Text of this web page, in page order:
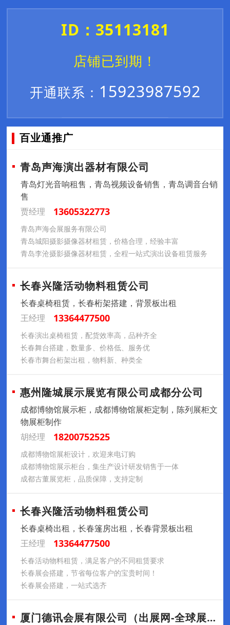
ID：35113181
店铺已到期！
开通联系： 15923987592
百业通推广
青岛声海演出器材有限公司
青岛灯光音响租售，青岛视频设备销售，青岛调音台销
售
贾经理
13605322773
青岛声海会展服务有限公司
青岛城阳摄影摄像器材租赁，价格合理，经验丰富
青岛李沧摄影摄像器材租赁，全程一站式演出设备租赁服务
长春兴隆活动物料租赁公司
长春桌椅租赁，长春桁架搭建，背景板出租
王经理
13364477500
长春演出桌椅租赁，配货效率高，品种齐全
长春舞台搭建，数量多、价格低、服务优
长春市舞台桁架出租，物料新、种类全
惠州隆城展示展览有限公司成都分公司
成都博物馆展示柜，成都博物馆展柜定制，陈列展柜文
物展柜制作
胡经理
18200752525
成都博物馆展柜设计，欢迎来电订购
成都博物馆展示柜台，集生产设计研发销售于一体
成都古董展览柜，品质保障，支持定制
长春兴隆活动物料租赁公司
长春桌椅出租，长春篷房出租，长春背景板出租
王经理
13364477500
长春活动物料租赁，满足客户的不同租赁要求
长春展会搭建，节省每位客户的宝贵时间！
长春展会搭建，一站式选齐
厦门德讯会展有限公司（出展网-全球展会预